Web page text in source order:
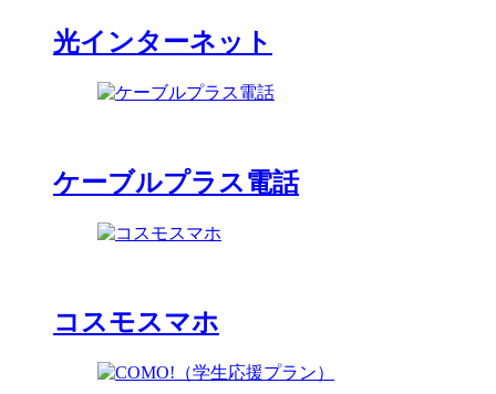
光インターネット
ケーブルプラス電話
コスモスマホ